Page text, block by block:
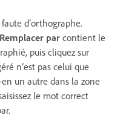
d’orthographe.
Remplacer par contient le
puis cliquez sur
n’est pas celui que
un autre dans la zone
le mot correct